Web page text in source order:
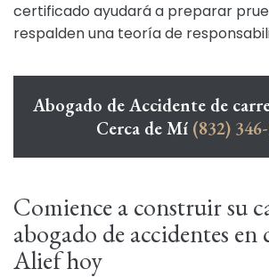
certificado ayudará a preparar
respalden una teoría de
Abogado de Accidente de
Cerca de Mí (832)
Comience a construir su
abogado de accidentes en
Alief hoy